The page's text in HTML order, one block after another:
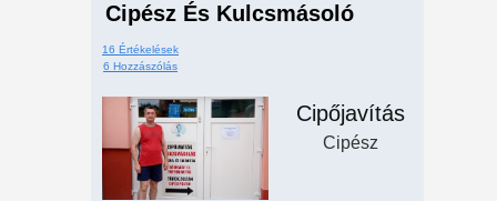
Cipész És Kulcsmásoló
16 Értékelések
6 Hozzászólás
Cipőjavítás
Cipész